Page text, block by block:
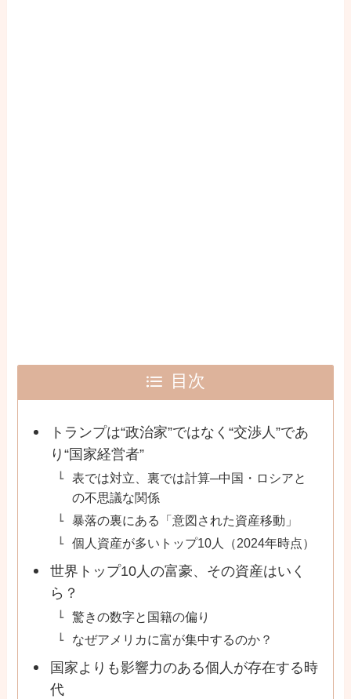
目次
トランプは“政治家”ではなく“交渉人”であ
り“国家経営者”
表では対立、裏では計算─中国・ロシアと
の不思議な関係
暴落の裏にある「意図された資産移動」
個人資産が多いトップ10人（2024年時点）
世界トップ10人の富豪、その資産はいく
ら？
驚きの数字と国籍の偏り
なぜアメリカに富が集中するのか？
国家よりも影響力のある個人が存在する時
代